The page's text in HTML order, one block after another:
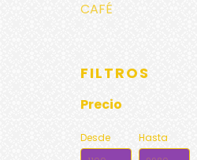
CAFÉ
FILTROS
Precio
Desde Hasta